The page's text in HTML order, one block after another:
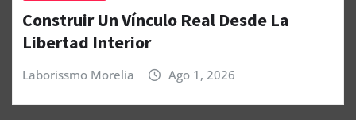
Construir Un Vínculo Real Desde La
Libertad Interior
Laborissmo Morelia Ago 1, 2026